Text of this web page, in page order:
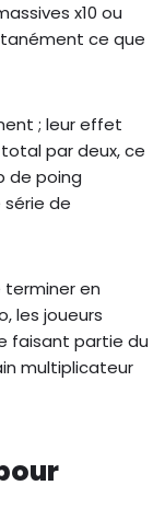
x10 ou
ce que
; leur effet
par deux, ce
de poing
de
en
les joueurs
faisant partie du
multiplicateur